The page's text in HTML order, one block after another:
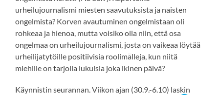
urheilujournalismi miesten saavutuksista ja naisten
ongelmista? Korven avautuminen ongelmistaan oli
rohkeaa ja hienoa, mutta voisiko olla niin, että osa
ongelmaa on urheilujournalismi, josta on vaikeaa löytää
urheilijatytöille positiivisia roolimalleja, kun niitä
miehille on tarjolla lukuisia joka ikinen päivä?
Käynnistin seurannan. Viikon ajan (30.9.-6.10) laskin